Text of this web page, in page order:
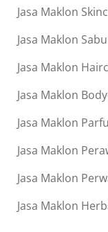
Jasa Maklon
Jasa Maklon
Jasa Maklon
Jasa Maklon
Jasa Maklon
Jasa Maklon
Jasa Maklon
Jasa Maklon